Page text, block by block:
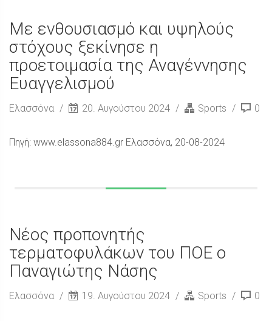
Με ενθουσιασμό και υψηλούς
στόχους ξεκίνησε η
προετοιμασία της Αναγέννησης
Ευαγγελισμού
Ελασσόνα 20. Αυγούστου 2024 Sports 0
Πηγή: www.elassona884.gr Ελασσόνα, 20-08-2024
Νέος προπονητής
τερματοφυλάκων του ΠΟΕ ο
Παναγιώτης Νάσης
Ελασσόνα 19. Αυγούστου 2024 Sports 0